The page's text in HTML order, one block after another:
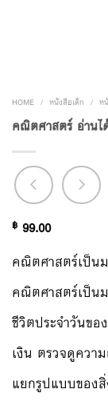
HOME / หนังสือเด็ก / ห
คณิตศาสตร์ อ่านไ
฿ 99.00
คณิตศาสตร์เป็น
คณิตศาสตร์เป็น
ชีวิตประจำวันขอ
เงิน ตรวจดูควา
แยกรูปแบบของ